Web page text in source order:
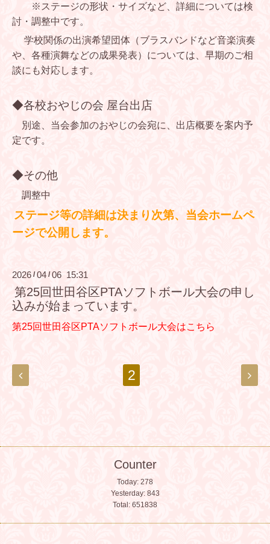
※ステージの形状・サイズなど、詳細については検
討・調整中です。
学校関係の出演希望団体（ブラスバンドなど音楽演奏
や、各種演舞などの成果発表）については、早期のご相
談にも対応します。
◆各校おやじの会 屋台出店
別途、当会参加のおやじの会宛に、出店概要を案内予
定です。
◆その他
調整中
ステージ等の詳細は決まり次第、当会ホームペ
ージで公開します。
2026 /04 /06 15:31
第25回世田谷区PTAソフトボール大会の申し
込みが始まっています。
第25回世田谷区PTAソフトボール大会はこちら
2
Counter
Today: 278
Yesterday: 843
Total: 651838